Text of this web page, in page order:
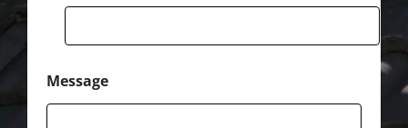
Message